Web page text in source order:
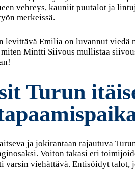
vehreys, kauniit puutalot ja
merkeissä.
levittävä Emilia on luvannut viedä
Mintti Siivous mullistaa
Turun
ja jokirantaan rajautuva
Voiton takasi eri
varsin viehättävä. Entisöidyt talot,